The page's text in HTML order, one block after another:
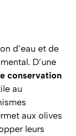
d’eau et de
D’une
conservation
au
aux olives
leurs